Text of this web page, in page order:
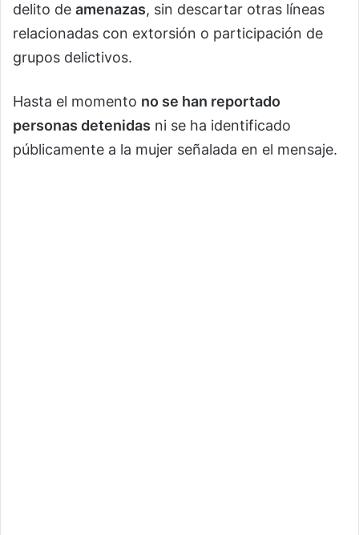
delito de amenazas, sin descartar otras líneas
relacionadas con extorsión o participación de
grupos delictivos.
Hasta el momento no se han reportado
personas detenidas ni se ha identificado
públicamente a la mujer señalada en el mensaje.